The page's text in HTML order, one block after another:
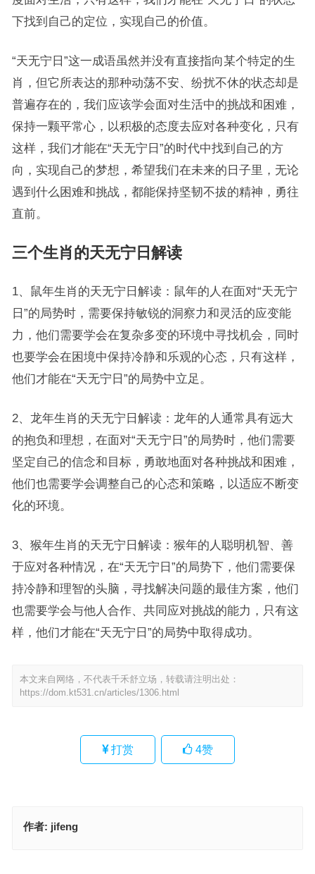
下找到自己的定位，实现自己的价值。
“天无宁日”这一成语虽然并没有直接指向某个特定的生
肖，但它所表达的那种动荡不安、纷扰不休的状态却是
普遍存在的，我们应该学会面对生活中的挑战和困难，
保持一颗平常心，以积极的态度去应对各种变化，只有
这样，我们才能在“天无宁日”的时代中找到自己的方
向，实现自己的梦想，希望我们在未来的日子里，无论
遇到什么困难和挑战，都能保持坚韧不拔的精神，勇往
直前。
三个生肖的天无宁日解读
1、鼠年生肖的天无宁日解读：鼠年的人在面对“天无宁
日”的局势时，需要保持敏锐的洞察力和灵活的应变能
力，他们需要学会在复杂多变的环境中寻找机会，同时
也要学会在困境中保持冷静和乐观的心态，只有这样，
他们才能在“天无宁日”的局势中立足。
2、龙年生肖的天无宁日解读：龙年的人通常具有远大
的抱负和理想，在面对“天无宁日”的局势时，他们需要
坚定自己的信念和目标，勇敢地面对各种挑战和困难，
他们也需要学会调整自己的心态和策略，以适应不断变
化的环境。
3、猴年生肖的天无宁日解读：猴年的人聪明机智、善
于应对各种情况，在“天无宁日”的局势下，他们需要保
持冷静和理智的头脑，寻找解决问题的最佳方案，他们
也需要学会与他人合作、共同应对挑战的能力，只有这
样，他们才能在“天无宁日”的局势中取得成功。
本文来自网络，不代表千禾舒立场，转载请注明出处：
https://dom.kt531.cn/articles/1306.html
打赏 4赞
作者: jifeng